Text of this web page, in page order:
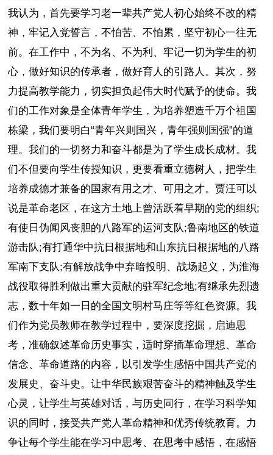
我认为，首先要学习老一辈共产党人初心始终不改的精
神，牢记入党誓言，不怕苦、不怕累，坚守初心一往无
前。在工作中，不为名、不为利、牢记一切为学生的初
心，做好知识的传承者，做好育人的引路人。其次，努
力提高教学能力，切实担负起伟大时代赋予的使命。我
们的工作对象是全体青年学生，为培养塑造千万个祖国
栋梁，我们要明白“青年兴则国兴，青年强则国强”的道
理。我们的一切努力和奋斗都是为了学生成长成材。我
们不但要向学生传授知识，更要看重立德树人，把学生
培养成德才兼备的国家有用之才、可用之才。贾汪可以
说是革命老区，在这方土地上曾活跃着早期的党的组织;
有使日伪闻风丧胆的八路军的运河支队;鲁南地区的铁道
游击队;有打通华中抗日根据地和山东抗日根据地的八路
军南下支队;有解放战争中弃暗投明、战场起义，为淮海
战役取得胜利做出重大贡献的驻军纪念地;有继承先烈遗
志，数十年如一日的全国文明村马庄等等红色资源。我
们作为党员教师在教学过程中，要深度挖掘，启迪思
考，准确叙述革命历史事实，适时穿插革命理想、革命
信念、革命道路的内容，以引发学生感悟中国共产党的
发展史、奋斗史。让中华民族艰苦奋斗的精神触及学生
心灵，让学生与英雄对话，与历史同行，在学习科学知
识的同时，接受共产党人革命精神和优秀传统教育。力
争让每个学生能在学习中思考、在思考中感悟，在感悟